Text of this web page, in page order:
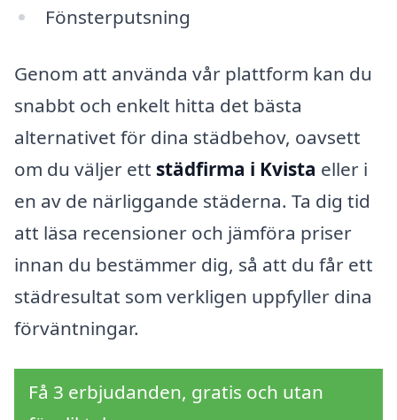
Fönsterputsning
Genom att använda vår plattform kan du
snabbt och enkelt hitta det bästa
alternativet för dina städbehov, oavsett
om du väljer ett städfirma i Kvista eller i
en av de närliggande städerna. Ta dig tid
att läsa recensioner och jämföra priser
innan du bestämmer dig, så att du får ett
städresultat som verkligen uppfyller dina
förväntningar.
Få 3 erbjudanden, gratis och utan